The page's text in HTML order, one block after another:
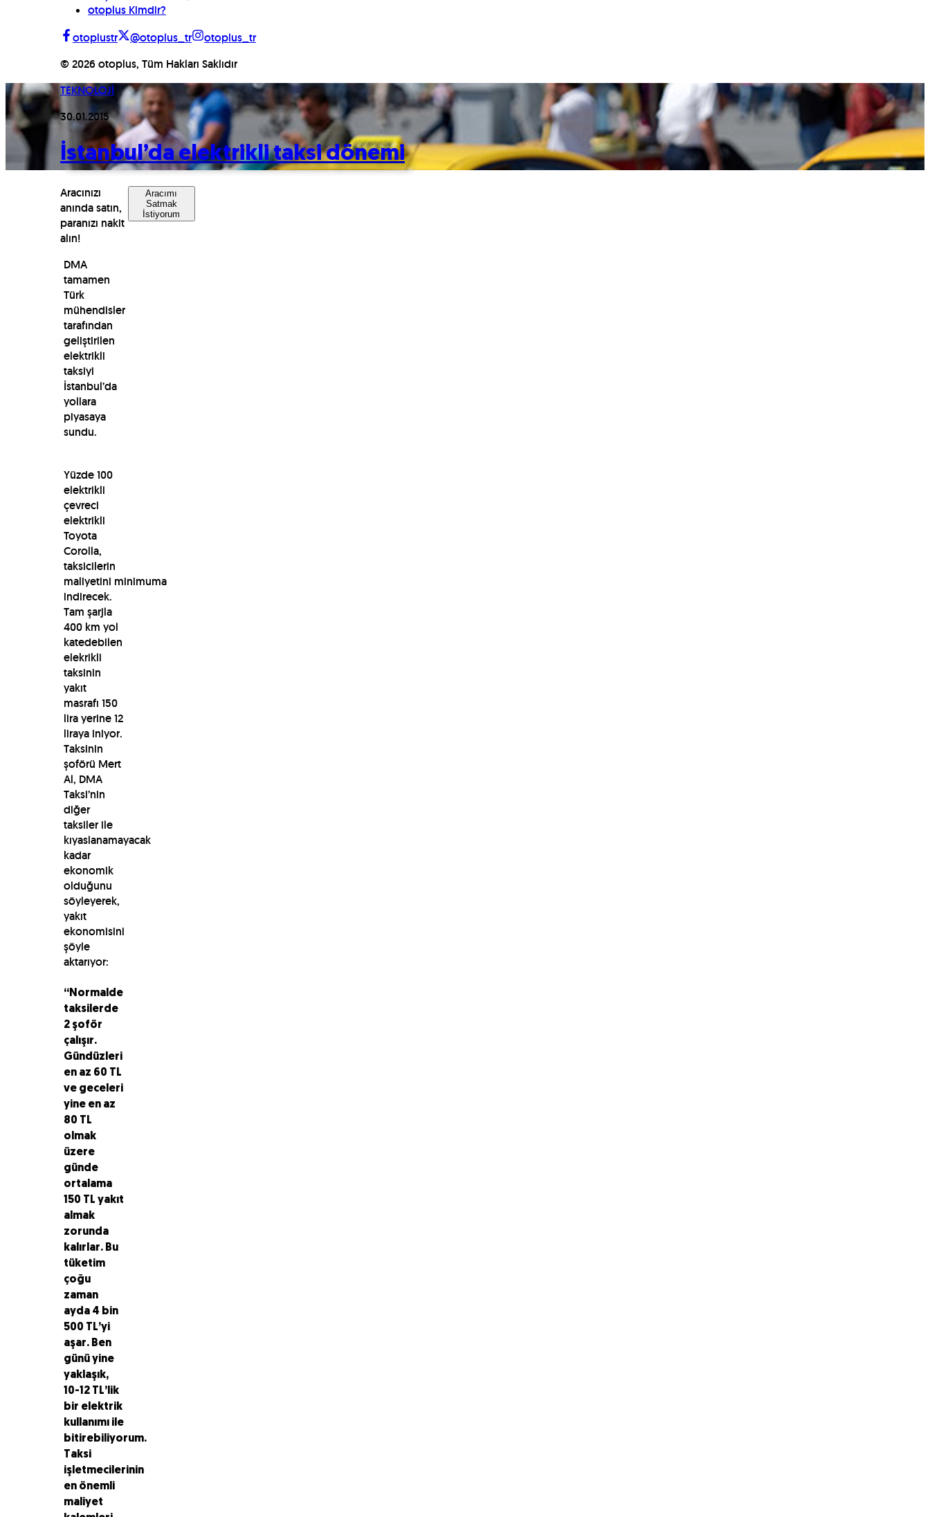
otoplus Kimdir?
otoplustr
@otoplus_tr
otoplus_tr
© 2026 otoplus, Tüm Hakları Saklıdır
TEKNOLOJİ
30.01.2015
İstanbul’da elektrikli taksi dönemi
Aracınızı
anında satın,
paranızı nakit
alın!
Aracımı
Satmak
İstiyorum
DMA
tamamen
Türk
mühendisler
tarafından
geliştirilen
elektrikli
taksiyi
İstanbul’da
yollara
piyasaya
sundu.
Yüzde 100
elektrikli
çevreci
elektrikli
Toyota
Corolla,
taksicilerin
maliyetini minimuma
indirecek.
Tam şarjla
400 km yol
katedebilen
elekrikli
taksinin
yakıt
masrafı 150
lira yerine 12
liraya iniyor.
Taksinin
şoförü Mert
Al, DMA
Taksi’nin
diğer
taksiler ile
kıyaslanamayacak
kadar
ekonomik
olduğunu
söyleyerek,
yakıt
ekonomisini
şöyle
aktarıyor:
“Normalde
taksilerde
2 şoför
çalışır.
Gündüzleri
en az 60 TL
ve geceleri
yine en az
80 TL
olmak
üzere
günde
ortalama
150 TL yakıt
almak
zorunda
kalırlar. Bu
tüketim
çoğu
zaman
ayda 4 bin
500 TL’yi
aşar. Ben
günü yine
yaklaşık,
10-12 TL’lik
bir elektrik
kullanımı ile
bitirebiliyorum.
Taksi
işletmecilerinin
en önemli
maliyet